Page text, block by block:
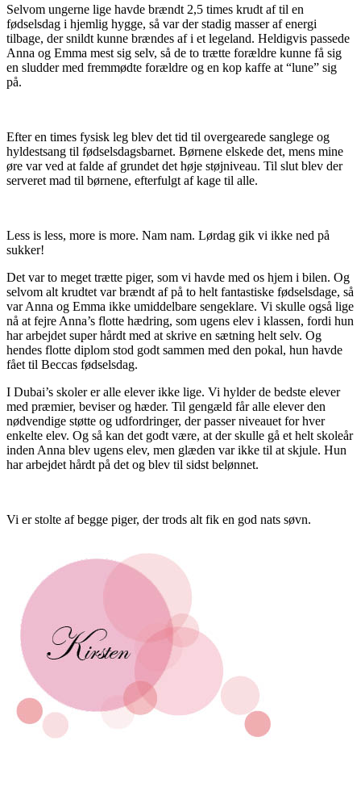
Selvom ungerne lige havde brændt 2,5 times krudt af til en
fødselsdag i hjemlig hygge, så var der stadig masser af energi
tilbage, der snildt kunne brændes af i et legeland. Heldigvis passede
Anna og Emma mest sig selv, så de to trætte forældre kunne få sig
en sludder med fremmødte forældre og en kop kaffe at “lune” sig
på.
Efter en times fysisk leg blev det tid til overgearede sanglege og
hyldestsang til fødselsdagsbarnet. Børnene elskede det, mens mine
øre var ved at falde af grundet det høje støjniveau. Til slut blev der
serveret mad til børnene, efterfulgt af kage til alle.
Less is less, more is more. Nam nam. Lørdag gik vi ikke ned på
sukker!
Det var to meget trætte piger, som vi havde med os hjem i bilen. Og
selvom alt krudtet var brændt af på to helt fantastiske fødselsdage, så
var Anna og Emma ikke umiddelbare sengeklare. Vi skulle også lige
nå at fejre Anna’s flotte hædring, som ugens elev i klassen, fordi hun
har arbejdet super hårdt med at skrive en sætning helt selv. Og
hendes flotte diplom stod godt sammen med den pokal, hun havde
fået til Beccas fødselsdag.
I Dubai’s skoler er alle elever ikke lige. Vi hylder de bedste elever
med præmier, beviser og hæder. Til gengæld får alle elever den
nødvendige støtte og udfordringer, der passer niveauet for hver
enkelte elev. Og så kan det godt være, at der skulle gå et helt skoleår
inden Anna blev ugens elev, men glæden var ikke til at skjule. Hun
har arbejdet hårdt på det og blev til sidst belønnet.
Vi er stolte af begge piger, der trods alt fik en god nats søvn.